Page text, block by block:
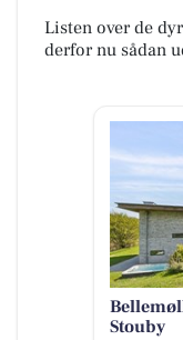
Listen over de
derfor nu sådan
Stouby